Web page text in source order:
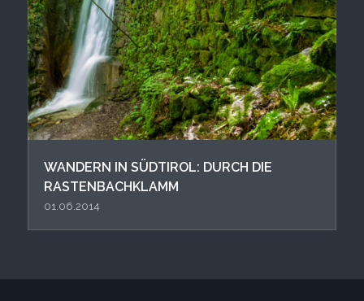
WANDERN IN SÜDTIROL: DURCH DIE
RASTENBACHKLAMM
01.06.2014